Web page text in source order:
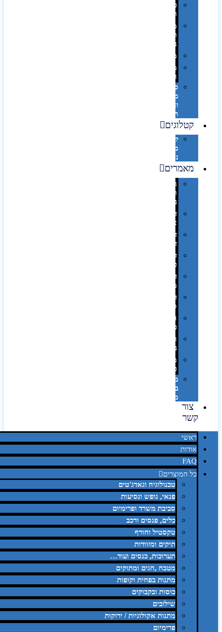
פינוק
וספא
מזוודות
ותיקי
נסיעות
מטריות
מוצרי
חוף
סביבת
מחשב
וציוד
היקפי
קטלוגים
קטלוג
מוצרי
נייר
מאמרים
גימורים
והשבחות
בדפוס
דפוס
אופסט
דפוס
דיגיטלי
דפוס
טמפון
דפוס
משי
דפוס
סובלימציה
הדפס
פרוצס
חריטה
בלייזר
מהו
פנטון?
מיתוג
באמצעות
מדבקות
צור
קשר
ראשי
אודות
FAQ
כל המוצרים
טכנולוגיה וגאדג'טים
פנאי, נופש ונסיעות
סביבת משרד ופרימיום
כלים, פנסים ורכב
טקסטיל וחורף
תיקים ומזוודות
תערוכות, כנסים ועוד…
מטבח ,חגים ומתוקים
מתנות בפחית וקופות
כוסות ובקבוקים
שילובים
מתנות אקולוגיות / ירוקות
פרימיום